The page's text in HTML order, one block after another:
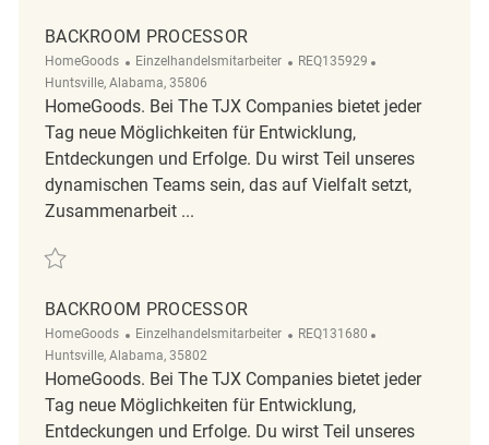
BACKROOM PROCESSOR
HomeGoods Kategorie
Einzelhandelsmitarbeiter ReqId
REQ135929
Huntsville, Alabama, 35806
HomeGoods. Bei The TJX Companies bietet jeder
Tag neue Möglichkeiten für Entwicklung,
Entdeckungen und Erfolge. Du wirst Teil unseres
dynamischen Teams sein, das auf Vielfalt setzt,
Zusammenarbeit ...
Retten Backroom processor REQ135929
BACKROOM PROCESSOR
HomeGoods Kategorie
Einzelhandelsmitarbeiter ReqId
REQ131680
Huntsville, Alabama, 35802
HomeGoods. Bei The TJX Companies bietet jeder
Tag neue Möglichkeiten für Entwicklung,
Entdeckungen und Erfolge. Du wirst Teil unseres